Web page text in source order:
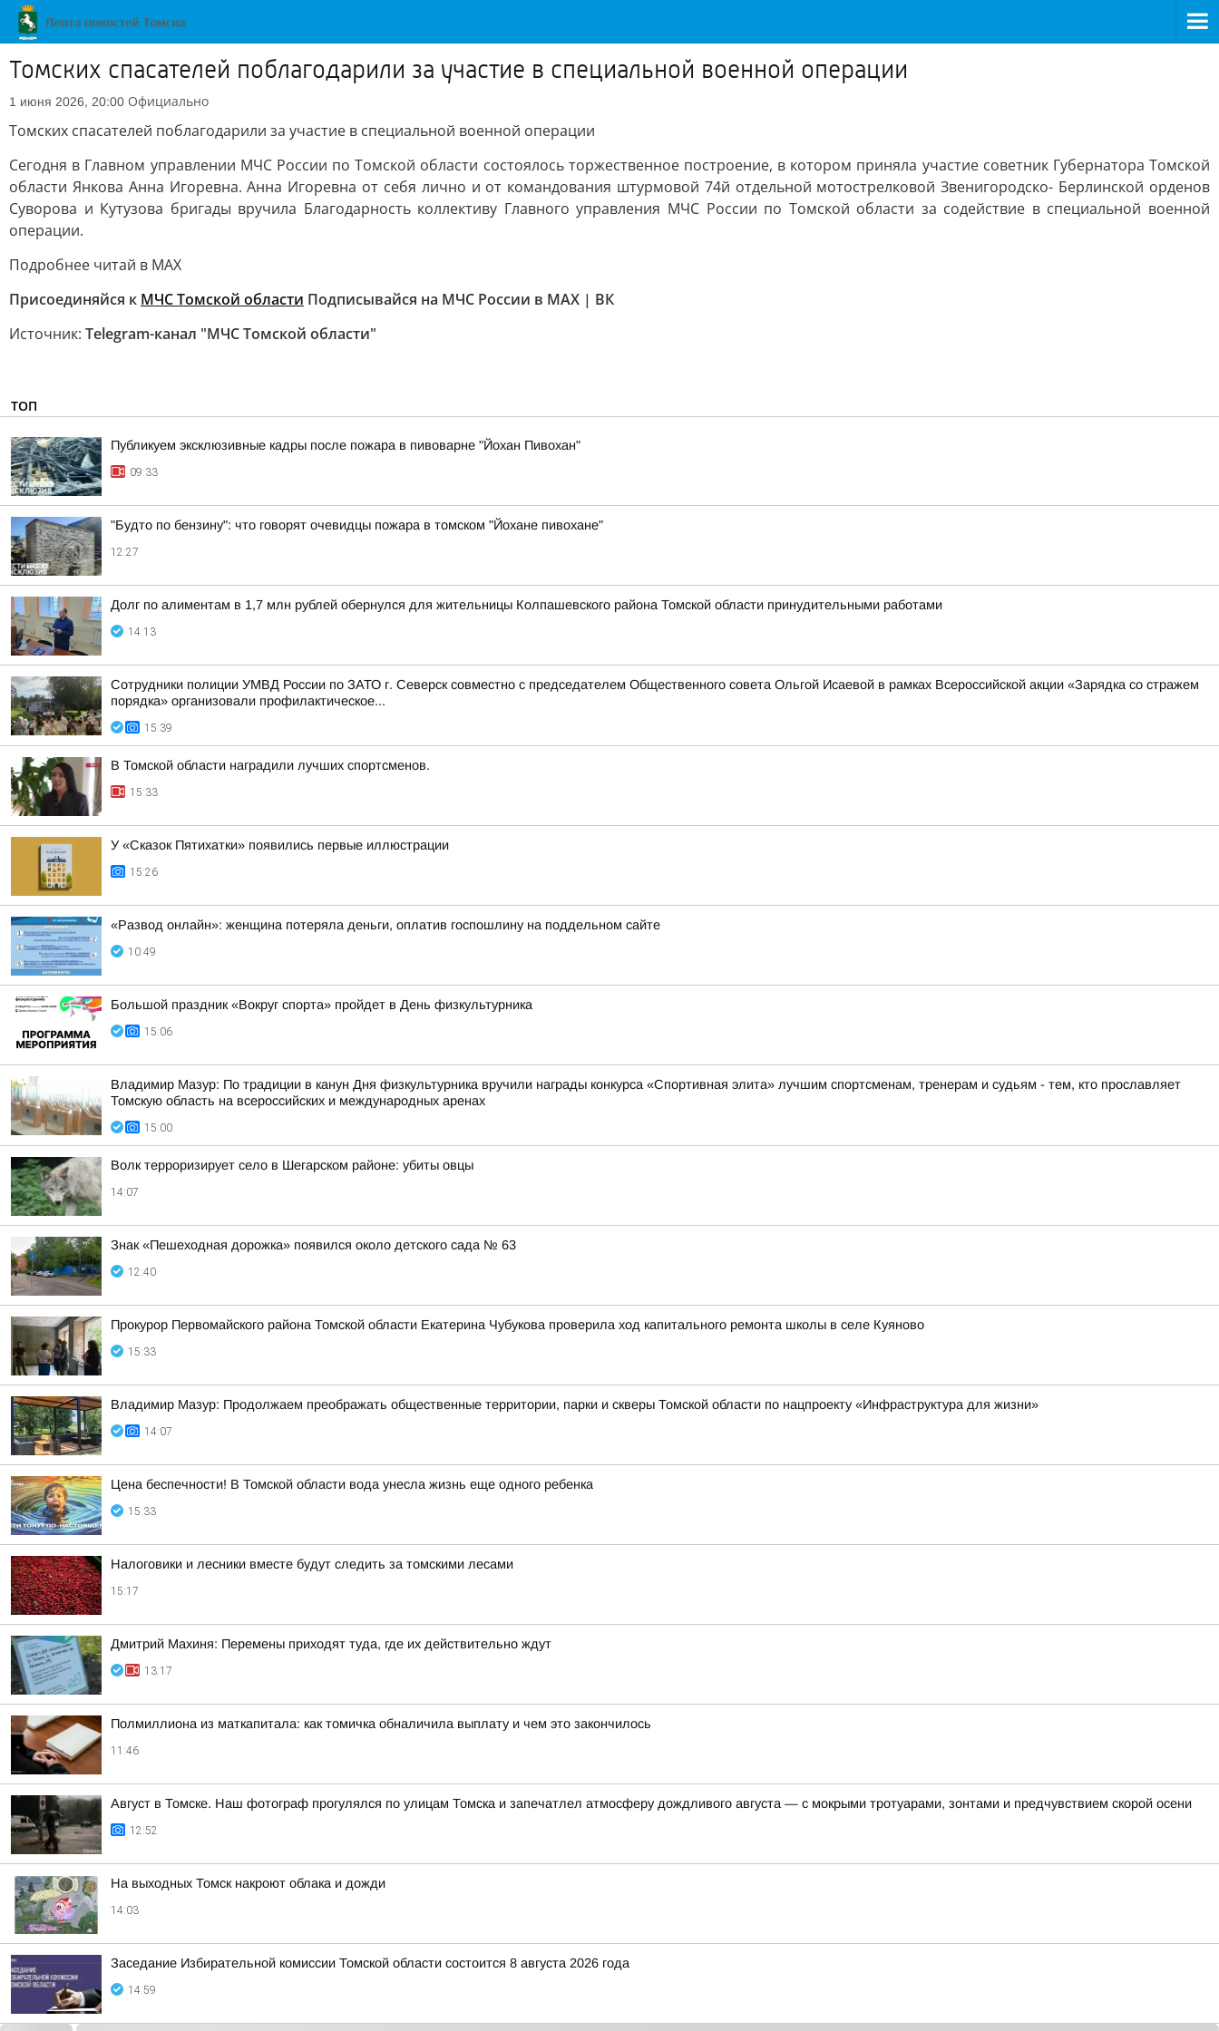
Томских спасателей поблагодарили за участие в специальной военной операции
1 июня 2026, 20:00 Официально
Томских спасателей поблагодарили за участие в специальной военной операции
Сегодня в Главном управлении МЧС России по Томской области состоялось торжественное построение, в котором приняла участие советник Губернатора Томской
области Янкова Анна Игоревна. Анна Игоревна от себя лично и от командования штурмовой 74й отдельной мотострелковой Звенигородско- Берлинской орденов
Суворова и Кутузова бригады вручила Благодарность коллективу Главного управления МЧС России по Томской области за содействие в специальной военной
операции.
Подробнее читай в МАХ
Присоединяйся к МЧС Томской области Подписывайся на МЧС России в MAX | ВК
Источник: Telegram-канал "МЧС Томской области"
ТОП
Публикуем эксклюзивные кадры после пожара в пивоварне "Йохан Пивохан"
09:33
"Будто по бензину": что говорят очевидцы пожара в томском "Йохане пивохане"
12:27
Долг по алиментам в 1,7 млн рублей обернулся для жительницы Колпашевского района Томской области принудительными работами
14:13
Сотрудники полиции УМВД России по ЗАТО г. Северск совместно с председателем Общественного совета Ольгой Исаевой в рамках Всероссийской акции «Зарядка со стражем
порядка» организовали профилактическое...
15:39
В Томской области наградили лучших спортсменов.
15:33
У «Сказок Пятихатки» появились первые иллюстрации
15:26
«Развод онлайн»: женщина потеряла деньги, оплатив госпошлину на поддельном сайте
10:49
Большой праздник «Вокруг спорта» пройдет в День физкультурника
15:06
Владимир Мазур: По традиции в канун Дня физкультурника вручили награды конкурса «Спортивная элита» лучшим спортсменам, тренерам и судьям - тем, кто прославляет
Томскую область на всероссийских и международных аренах
15:00
Волк терроризирует село в Шегарском районе: убиты овцы
14:07
Знак «Пешеходная дорожка» появился около детского сада № 63
12:40
Прокурор Первомайского района Томской области Екатерина Чубукова проверила ход капитального ремонта школы в селе Куяново
15:33
Владимир Мазур: Продолжаем преображать общественные территории, парки и скверы Томской области по нацпроекту «Инфраструктура для жизни»
14:07
Цена беспечности! В Томской области вода унесла жизнь еще одного ребенка
15:33
Налоговики и лесники вместе будут следить за томскими лесами
15:17
Дмитрий Махиня: Перемены приходят туда, где их действительно ждут
13:17
Полмиллиона из маткапитала: как томичка обналичила выплату и чем это закончилось
11:46
Август в Томске. Наш фотограф прогулялся по улицам Томска и запечатлел атмосферу дождливого августа — с мокрыми тротуарами, зонтами и предчувствием скорой осени
12:52
На выходных Томск накроют облака и дожди
14:03
Заседание Избирательной комиссии Томской области состоится 8 августа 2026 года
14:59